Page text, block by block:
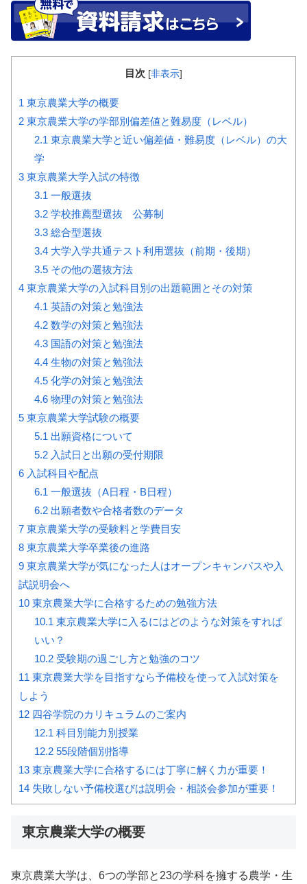
目次 [非表示]
1 東京農業大学の概要
2 東京農業大学の学部別偏差値と難易度（レベル）
2.1 東京農業大学と近い偏差値・難易度（レベル）の大
学
3 東京農業大学入試の特徴
3.1 一般選抜
3.2学校推薦型選抜 公募制
3.3総合型選抜
3.4大学入学共通テスト利用選抜（前期・後期）
3.5その他の選抜方法
4 東京農業大学の入試科目別の出題範囲とその対策
4.1 英語の対策と勉強法
4.2数学の対策と勉強法
4.3国語の対策と勉強法
4.4生物の対策と勉強法
4.5化学の対策と勉強法
4.6物理の対策と勉強法
5 東京農業大学試験の概要
5.1 出願資格について
5.2入試日と出願の受付期限
6 入試科目や配点
6.1 一般選抜（A日程・B日程）
6.2出願者数や合格者数のデータ
7 東京農業大学の受験料と学費目安
8 東京農業大学卒業後の進路
9 東京農業大学が気になった人はオープンキャンパスや入
試説明会へ
10 東京農業大学に合格するための勉強方法
10.1 東京農業大学に入るにはどのような対策をすれば
いい？
10.2受験期の過ごし方と勉強のコツ
11 東京農業大学を目指すなら予備校を使って入試対策を
しよう
12 四谷学院のカリキュラムのご案内
12.1 科目別能力別授業
12.255段階個別指導
13 東京農業大学に合格するには丁寧に解く力が重要！
14 失敗しない予備校選びは説明会・相談会参加が重要！
東京農業大学の概要
東京農業大学は、6つの学部と23の学科を擁する農学・生